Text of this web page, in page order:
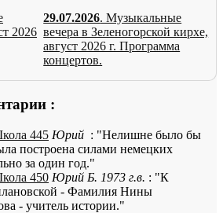
2026
29.07.2026. Музыкальные
вечера в Зеленогорской кирхе,
август 2026 г. Программа
концертов.
:
445 Юрий : "Нелишне было бы
построена силами немецких
за один год."
450 Юрий Б. 1973 г.в. : "К
- Фамилия Нины
- учитель истории."